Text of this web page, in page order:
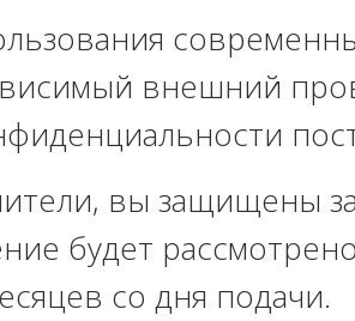
внешний
вы защищены
будет
со дня подачи.